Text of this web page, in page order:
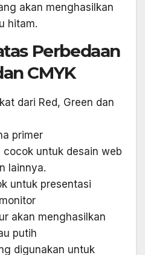
akan menghasilkan
hitam.
Perbedaan
CMYK
dari Red, Green dan
primer
cocok untuk desain web
lainnya.
untuk presentasi
akan menghasilkan
putih
digunakan untuk